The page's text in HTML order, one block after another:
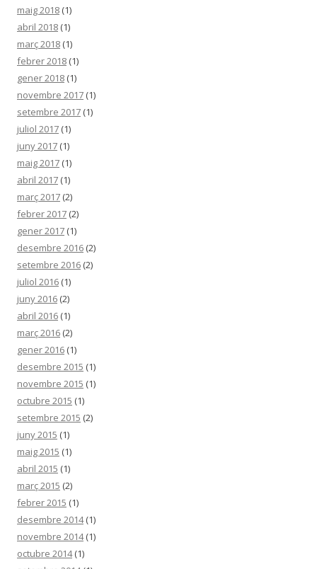
maig 2018 (1)
abril 2018 (1)
març 2018 (1)
febrer 2018 (1)
gener 2018 (1)
novembre 2017 (1)
setembre 2017 (1)
juliol 2017 (1)
juny 2017 (1)
maig 2017 (1)
abril 2017 (1)
març 2017 (2)
febrer 2017 (2)
gener 2017 (1)
desembre 2016 (2)
setembre 2016 (2)
juliol 2016 (1)
juny 2016 (2)
abril 2016 (1)
març 2016 (2)
gener 2016 (1)
desembre 2015 (1)
novembre 2015 (1)
octubre 2015 (1)
setembre 2015 (2)
juny 2015 (1)
maig 2015 (1)
abril 2015 (1)
març 2015 (2)
febrer 2015 (1)
desembre 2014(1)
novembre 2014(1)
octubre 2014(1)